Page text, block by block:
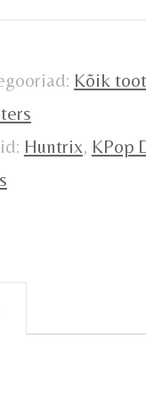
Kõik
Huntrix, KPop